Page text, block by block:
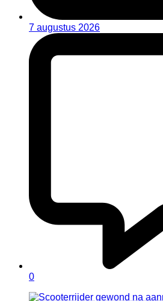
7 augustus 2026
0